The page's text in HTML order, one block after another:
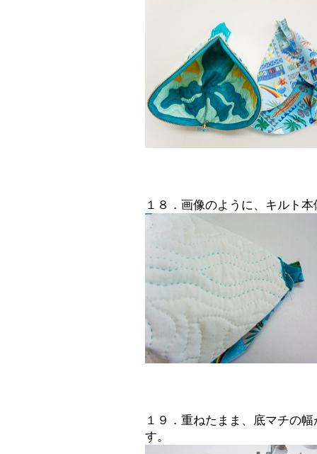
１８．画像のように、キルト
１９．重ねたまま、底マチの
す。